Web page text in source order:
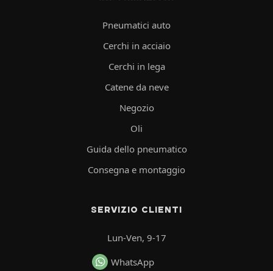
Pneumatici auto
Cerchi in acciaio
Cerchi in lega
Catene da neve
Negozio
Oli
Guida dello pneumatico
Consegna e montaggio
SERVIZIO CLIENTI
Lun-Ven, 9-17
WhatsApp